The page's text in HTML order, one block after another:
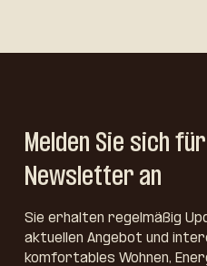
Melden Sie sich
Newsletter an
Sie erhalten regelmäßig
aktuellen Angebot und
komfortables Wohnen,